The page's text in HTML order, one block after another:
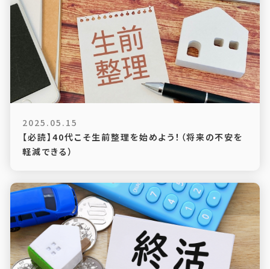
2025.05.15
【必読】40代こそ生前整理を始めよう！（将来の不安を
軽減できる）